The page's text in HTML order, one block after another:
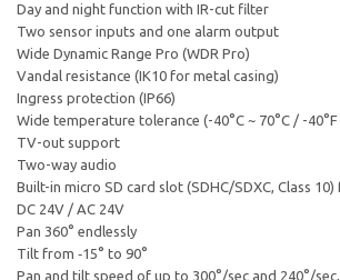
Day and night function with IR-cut filter
Two sensor inputs and one alarm output
Wide Dynamic Range Pro (WDR Pro)
Vandal resistance (IK10 for metal casing)
Ingress protection (IP66)
Wide temperature tolerance (-40°C ~ 70°C / -40°F
TV-out support
Two-way audio
Built-in micro SD card slot (SDHC/SDXC, Class
DC 24V / AC 24V
Pan 360° endlessly
Tilt from ‐15° to 90°
Pan and tilt speed of up to 300°/sec and 240°/